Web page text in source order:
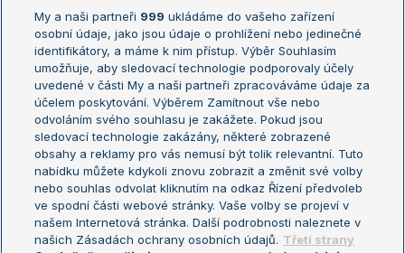
Žebříček ATP (muži)
Žebříček WTA (ženy)
Sázkařský žebříček
Australian Open
French Open
Wimbledon
US Open
Turnaj mistrů
Turnaj mistryň
Aktualní trendy
Fotbalové přestupy
Livesport Daily
My a naši partneři 999 ukládáme do vašeho zařízení
osobní údaje, jako jsou údaje o prohlížení nebo jedinečné
identifikátory, a máme k nim přístup. Výběr Souhlasím
umožňuje, aby sledovací technologie podporovaly účely
uvedené v části My a naši partneři zpracováváme údaje za
účelem poskytování. Výběrem Zamítnout vše nebo
odvoláním svého souhlasu je zakážete. Pokud jsou
sledovací technologie zakázány, některé zobrazené
obsahy a reklamy pro vás nemusí být tolik relevantní. Tuto
nabídku můžete kdykoli znovu zobrazit a změnit své volby
nebo souhlas odvolat kliknutím na odkaz Řízení předvoleb
ve spodní části webové stránky. Vaše volby se projeví v
našem Internetová stránka. Další podrobnosti naleznete v
našich Zásadách ochrany osobních údajů. Třetí strany